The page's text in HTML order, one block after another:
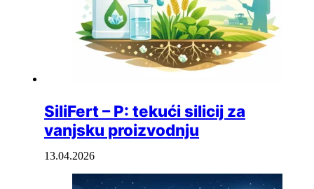
SiliFert – P: tekući silicij za
vanjsku proizvodnju
13.04.2026